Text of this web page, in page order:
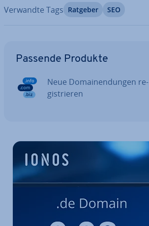
Verwandte Tags Ratgeber SEO
Passende Produkte
Neue Do­main­endun­gen re­
gis­trie­ren